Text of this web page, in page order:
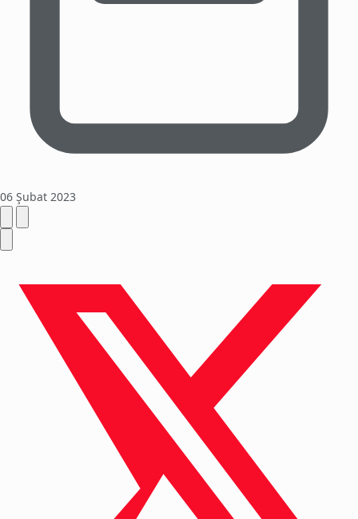
06 Şubat 2023